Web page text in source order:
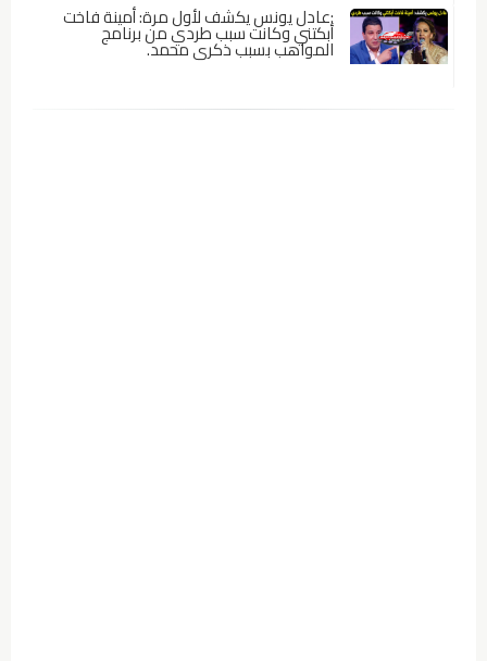
:عادل يونس يكشف لأول مرة: أمينة فاخت
أبكتني وكانت سبب طردي من برنامج
المواهب بسبب ذكرى محمد.